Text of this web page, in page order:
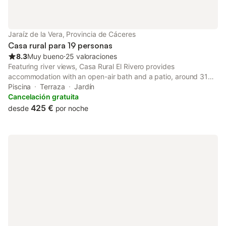
Jaraíz de la Vera, Provincia de Cáceres
Casa rural para 19 personas
8.3Muy bueno⋅25 valoraciones
Featuring river views, Casa Rural El Rivero provides
accommodation with an open-air bath and a patio, around 31
km from Parque Natural de Monfragüe. This holiday home has a
private pool, a garden and free private parking.
Piscina Terraza
Jardín
Cancelación gratuita
desde 425 € por noche